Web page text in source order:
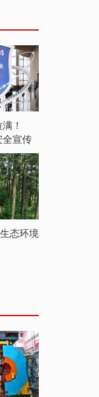
！
全宣传
态环境